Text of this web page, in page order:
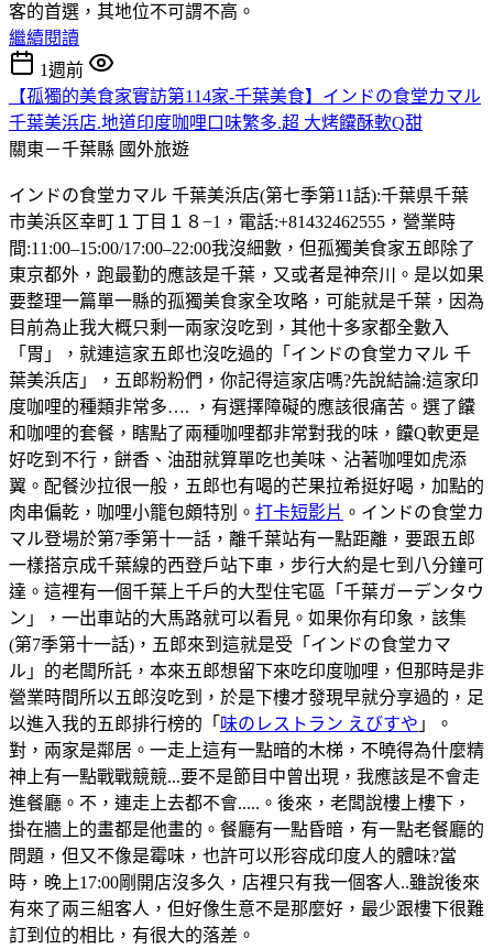
客的首選，其地位不可謂不高。
繼續閱讀
1週前
【孤獨的美食家實訪第114家-千葉美食】インドの食堂カマル
千葉美浜店.地道印度咖哩口味繁多.超 大烤饢酥軟Q甜
關東－千葉縣 國外旅遊
インドの食堂カマル 千葉美浜店(第七季第11話):千葉県千葉
市美浜区幸町１丁目１８−1，電話:+81432462555，營業時
間:11:00–15:00/17:00–22:00我沒細數，但孤獨美食家五郎除了
東京都外，跑最勤的應該是千葉，又或者是神奈川。是以如果
要整理一篇單一縣的孤獨美食家全攻略，可能就是千葉，因為
目前為止我大概只剩一兩家沒吃到，其他十多家都全數入
「胃」，就連這家五郎也沒吃過的「インドの食堂カマル 千
葉美浜店」，五郎粉粉們，你記得這家店嗎?先說結論:這家印
度咖哩的種類非常多…. ，有選擇障礙的應該很痛苦。選了饢
和咖哩的套餐，瞎點了兩種咖哩都非常對我的味，饢Q軟更是
好吃到不行，餅香、油甜就算單吃也美味、沾著咖哩如虎添
翼。配餐沙拉很一般，五郎也有喝的芒果拉希挺好喝，加點的
肉串偏乾，咖哩小籠包頗特別。 打卡短影片 。インドの食堂カ
マル登場於第7季第十一話，離千葉站有一點距離，要跟五郎
一樣搭京成千葉線的西登戶站下車，步行大約是七到八分鐘可
達。這裡有一個千葉上千戶的大型住宅區「千葉ガーデンタウ
ン」，一出車站的大馬路就可以看見。如果你有印象，該集
(第7季第十一話)，五郎來到這就是受「インドの食堂カマ
ル」的老闆所託，本來五郎想留下來吃印度咖哩，但那時是非
營業時間所以五郎沒吃到，於是下樓才發現早就分享過的，足
以進入我的五郎排行榜的「 味のレストラン えびすや 」。
對，兩家是鄰居。一走上這有一點暗的木梯，不曉得為什麼精
神上有一點戰戰競競...要不是節目中曾出現，我應該是不會走
進餐廳。不，連走上去都不會.....。後來，老闆說樓上樓下，
掛在牆上的畫都是他畫的。餐廳有一點昏暗，有一點老餐廳的
問題，但又不像是霉味，也許可以形容成印度人的體味?當
時，晚上17:00剛開店沒多久，店裡只有我一個客人..雖說後來
有來了兩三組客人，但好像生意不是那麼好，最少跟樓下很難
訂到位的相比，有很大的落差。